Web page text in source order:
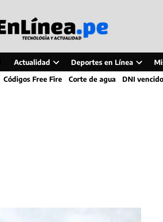
Actualidad
Open
dropdown
Deportes en Línea
Open
dropdown
Códigos Free Fire Corte de agua DNI vencido